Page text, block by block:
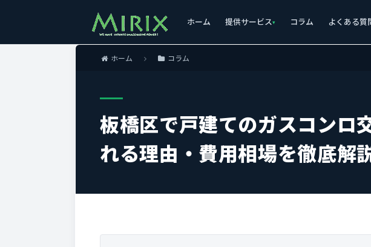
ホーム 提供サービス コラム よくある質
ホーム コラム
板橋区で戸建てのガスコンロ
れる理由・費用相場を徹底解